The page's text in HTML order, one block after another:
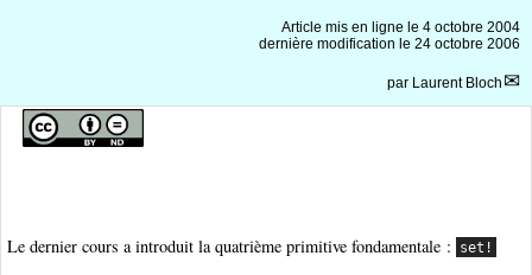
Article mis en ligne le 4 octobre 2004
dernière modification le 24 octobre 2006
par Laurent Bloch
Le dernier cours a introduit la quatrième primitive fondamentale : set!